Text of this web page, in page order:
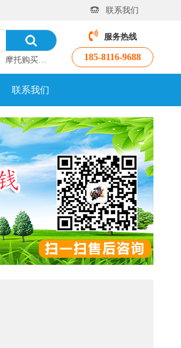
联系我们
服务热线
185-8116-9688
摩托购买 摩托车资讯 汽车资讯
联系我们